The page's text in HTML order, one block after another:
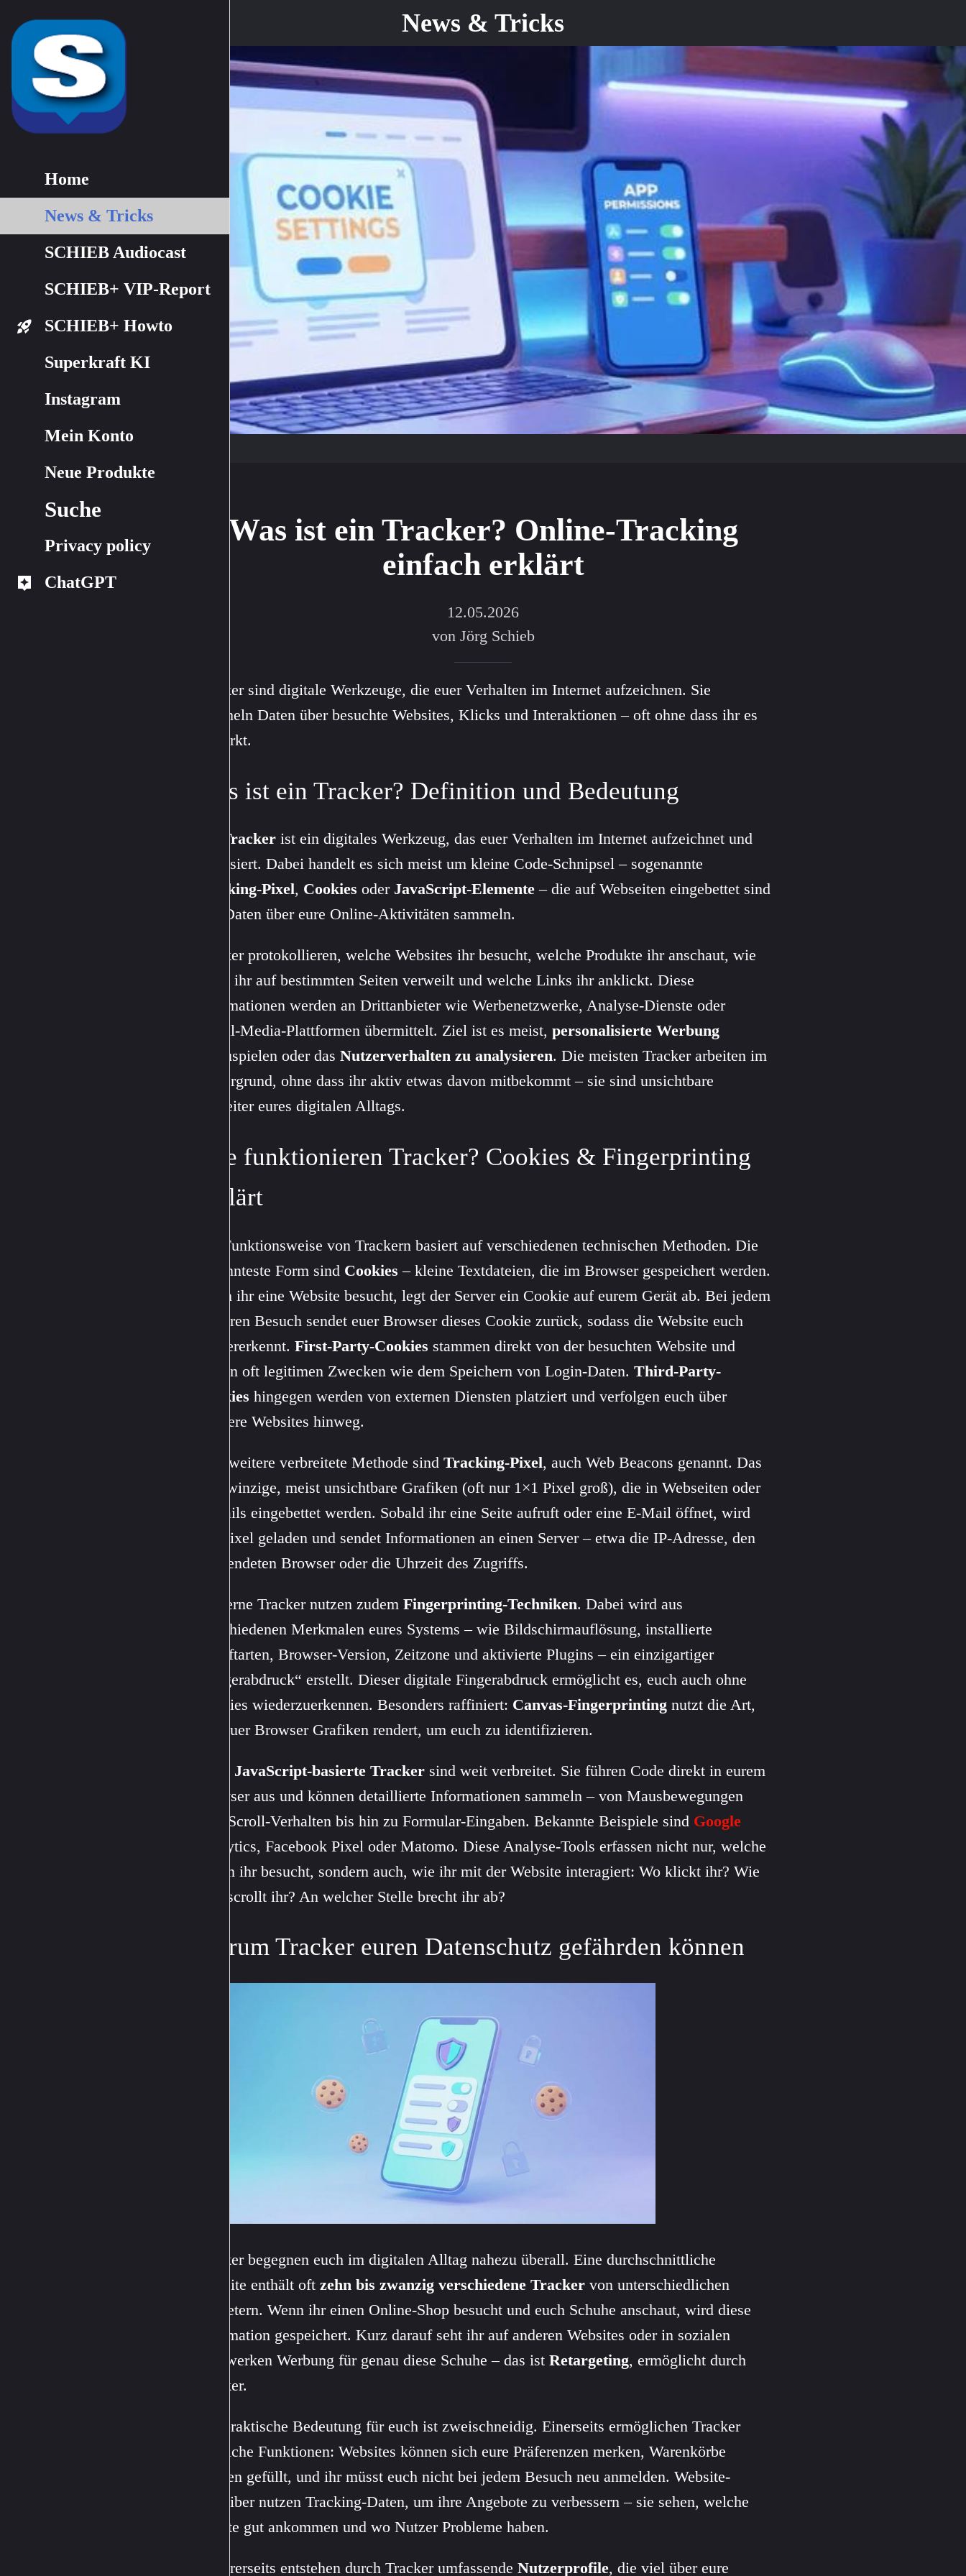
Home
News & Tricks
SCHIEB Audiocast
SCHIEB+ VIP-Report
SCHIEB+ Howto
Superkraft KI
Instagram
Mein Konto
Neue Produkte
Suche
Privacy policy
ChatGPT
News & Tricks
Was ist ein Tracker? Online-Tracking
einfach erklärt
12.05.2026
von Jörg Schieb
Tracker sind digitale Werkzeuge, die euer Verhalten im Internet aufzeichnen. Sie
sammeln Daten über besuchte Websites, Klicks und Interaktionen – oft ohne dass ihr es
bemerkt.
Was ist ein Tracker? Definition und Bedeutung
Tracker ist ein digitales Werkzeug, das euer Verhalten im Internet aufzeichnet und
analysiert. Dabei handelt es sich meist um kleine Code-Schnipsel – sogenannte
Tracking-Pixel, Cookies oder JavaScript-Elemente – die auf Webseiten eingebettet sind
und Daten über eure Online-Aktivitäten sammeln.
Tracker protokollieren, welche Websites ihr besucht, welche Produkte ihr anschaut, wie
lange ihr auf bestimmten Seiten verweilt und welche Links ihr anklickt. Diese
Informationen werden an Drittanbieter wie Werbenetzwerke, Analyse-Dienste oder
Social-Media-Plattformen übermittelt. Ziel ist es meist, personalisierte Werbung
auszuspielen oder das Nutzerverhalten zu analysieren. Die meisten Tracker arbeiten im
Hintergrund, ohne dass ihr aktiv etwas davon mitbekommt – sie sind unsichtbare
Begleiter eures digitalen Alltags.
Wie funktionieren Tracker? Cookies & Fingerprinting
erklärt
Die Funktionsweise von Trackern basiert auf verschiedenen technischen Methoden. Die
bekannteste Form sind Cookies – kleine Textdateien, die im Browser gespeichert werden.
Wenn ihr eine Website besucht, legt der Server ein Cookie auf eurem Gerät ab. Bei jedem
weiteren Besuch sendet euer Browser dieses Cookie zurück, sodass die Website euch
wiedererkennt. First-Party-Cookies stammen direkt von der besuchten Website und
dienen oft legitimen Zwecken wie dem Speichern von Login-Daten. Third-Party-
Cookies hingegen werden von externen Diensten platziert und verfolgen euch über
mehrere Websites hinweg.
Eine weitere verbreitete Methode sind Tracking-Pixel, auch Web Beacons genannt. Das
sind winzige, meist unsichtbare Grafiken (oft nur 1×1 Pixel groß), die in Webseiten oder
E-Mails eingebettet werden. Sobald ihr eine Seite aufruft oder eine E-Mail öffnet, wird
das Pixel geladen und sendet Informationen an einen Server – etwa die IP-Adresse, den
verwendeten Browser oder die Uhrzeit des Zugriffs.
Moderne Tracker nutzen zudem Fingerprinting-Techniken. Dabei wird aus
verschiedenen Merkmalen eures Systems – wie Bildschirmauflösung, installierte
Schriftarten, Browser-Version, Zeitzone und aktivierte Plugins – ein einzigartiger
„Fingerabdruck“ erstellt. Dieser digitale Fingerabdruck ermöglicht es, euch auch ohne
Cookies wiederzuerkennen. Besonders raffiniert: Canvas-Fingerprinting nutzt die Art,
wie euer Browser Grafiken rendert, um euch zu identifizieren.
JavaScript-basierte Tracker sind weit verbreitet. Sie führen Code direkt in eurem
Browser aus und können detaillierte Informationen sammeln – von Mausbewegungen
über Scroll-Verhalten bis hin zu Formular-Eingaben. Bekannte Beispiele sind Google
Analytics, Facebook Pixel oder Matomo. Diese Analyse-Tools erfassen nicht nur, welche
Seiten ihr besucht, sondern auch, wie ihr mit der Website interagiert: Wo klickt ihr? Wie
weit scrollt ihr? An welcher Stelle brecht ihr ab?
Warum Tracker euren Datenschutz gefährden können
Tracker begegnen euch im digitalen Alltag nahezu überall. Eine durchschnittliche
Website enthält oft zehn bis zwanzig verschiedene Tracker von unterschiedlichen
Anbietern. Wenn ihr einen Online-Shop besucht und euch Schuhe anschaut, wird diese
Information gespeichert. Kurz darauf seht ihr auf anderen Websites oder in sozialen
Netzwerken Werbung für genau diese Schuhe – das ist Retargeting, ermöglicht durch
Tracker.
Die praktische Bedeutung für euch ist zweischneidig. Einerseits ermöglichen Tracker
nützliche Funktionen: Websites können sich eure Präferenzen merken, Warenkörbe
bleiben gefüllt, und ihr müsst euch nicht bei jedem Besuch neu anmelden. Website-
Betreiber nutzen Tracking-Daten, um ihre Angebote zu verbessern – sie sehen, welche
Inhalte gut ankommen und wo Nutzer Probleme haben.
Andererseits entstehen durch Tracker umfassende Nutzerprofile, die viel über eure